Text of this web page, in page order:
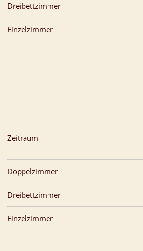
Dreibettzimmer
Einzelzimmer
Zeitraum
Doppelzimmer
Dreibettzimmer
Einzelzimmer